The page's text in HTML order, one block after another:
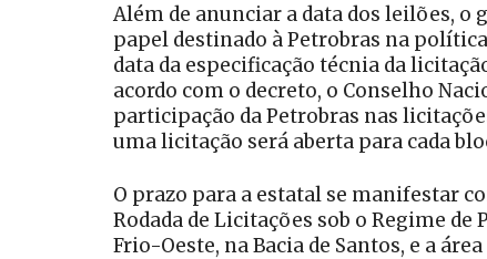
Além de anunciar a data dos leilões, o
papel destinado à Petrobras na
data da especificação técnia da
acordo com o decreto, o Conselho
participação da Petrobras nas
uma licitação será aberta para cada
O prazo para a estatal se manifestar
Rodada de Licitações sob o Regime de
Frio-Oeste, na Bacia de Santos, e a